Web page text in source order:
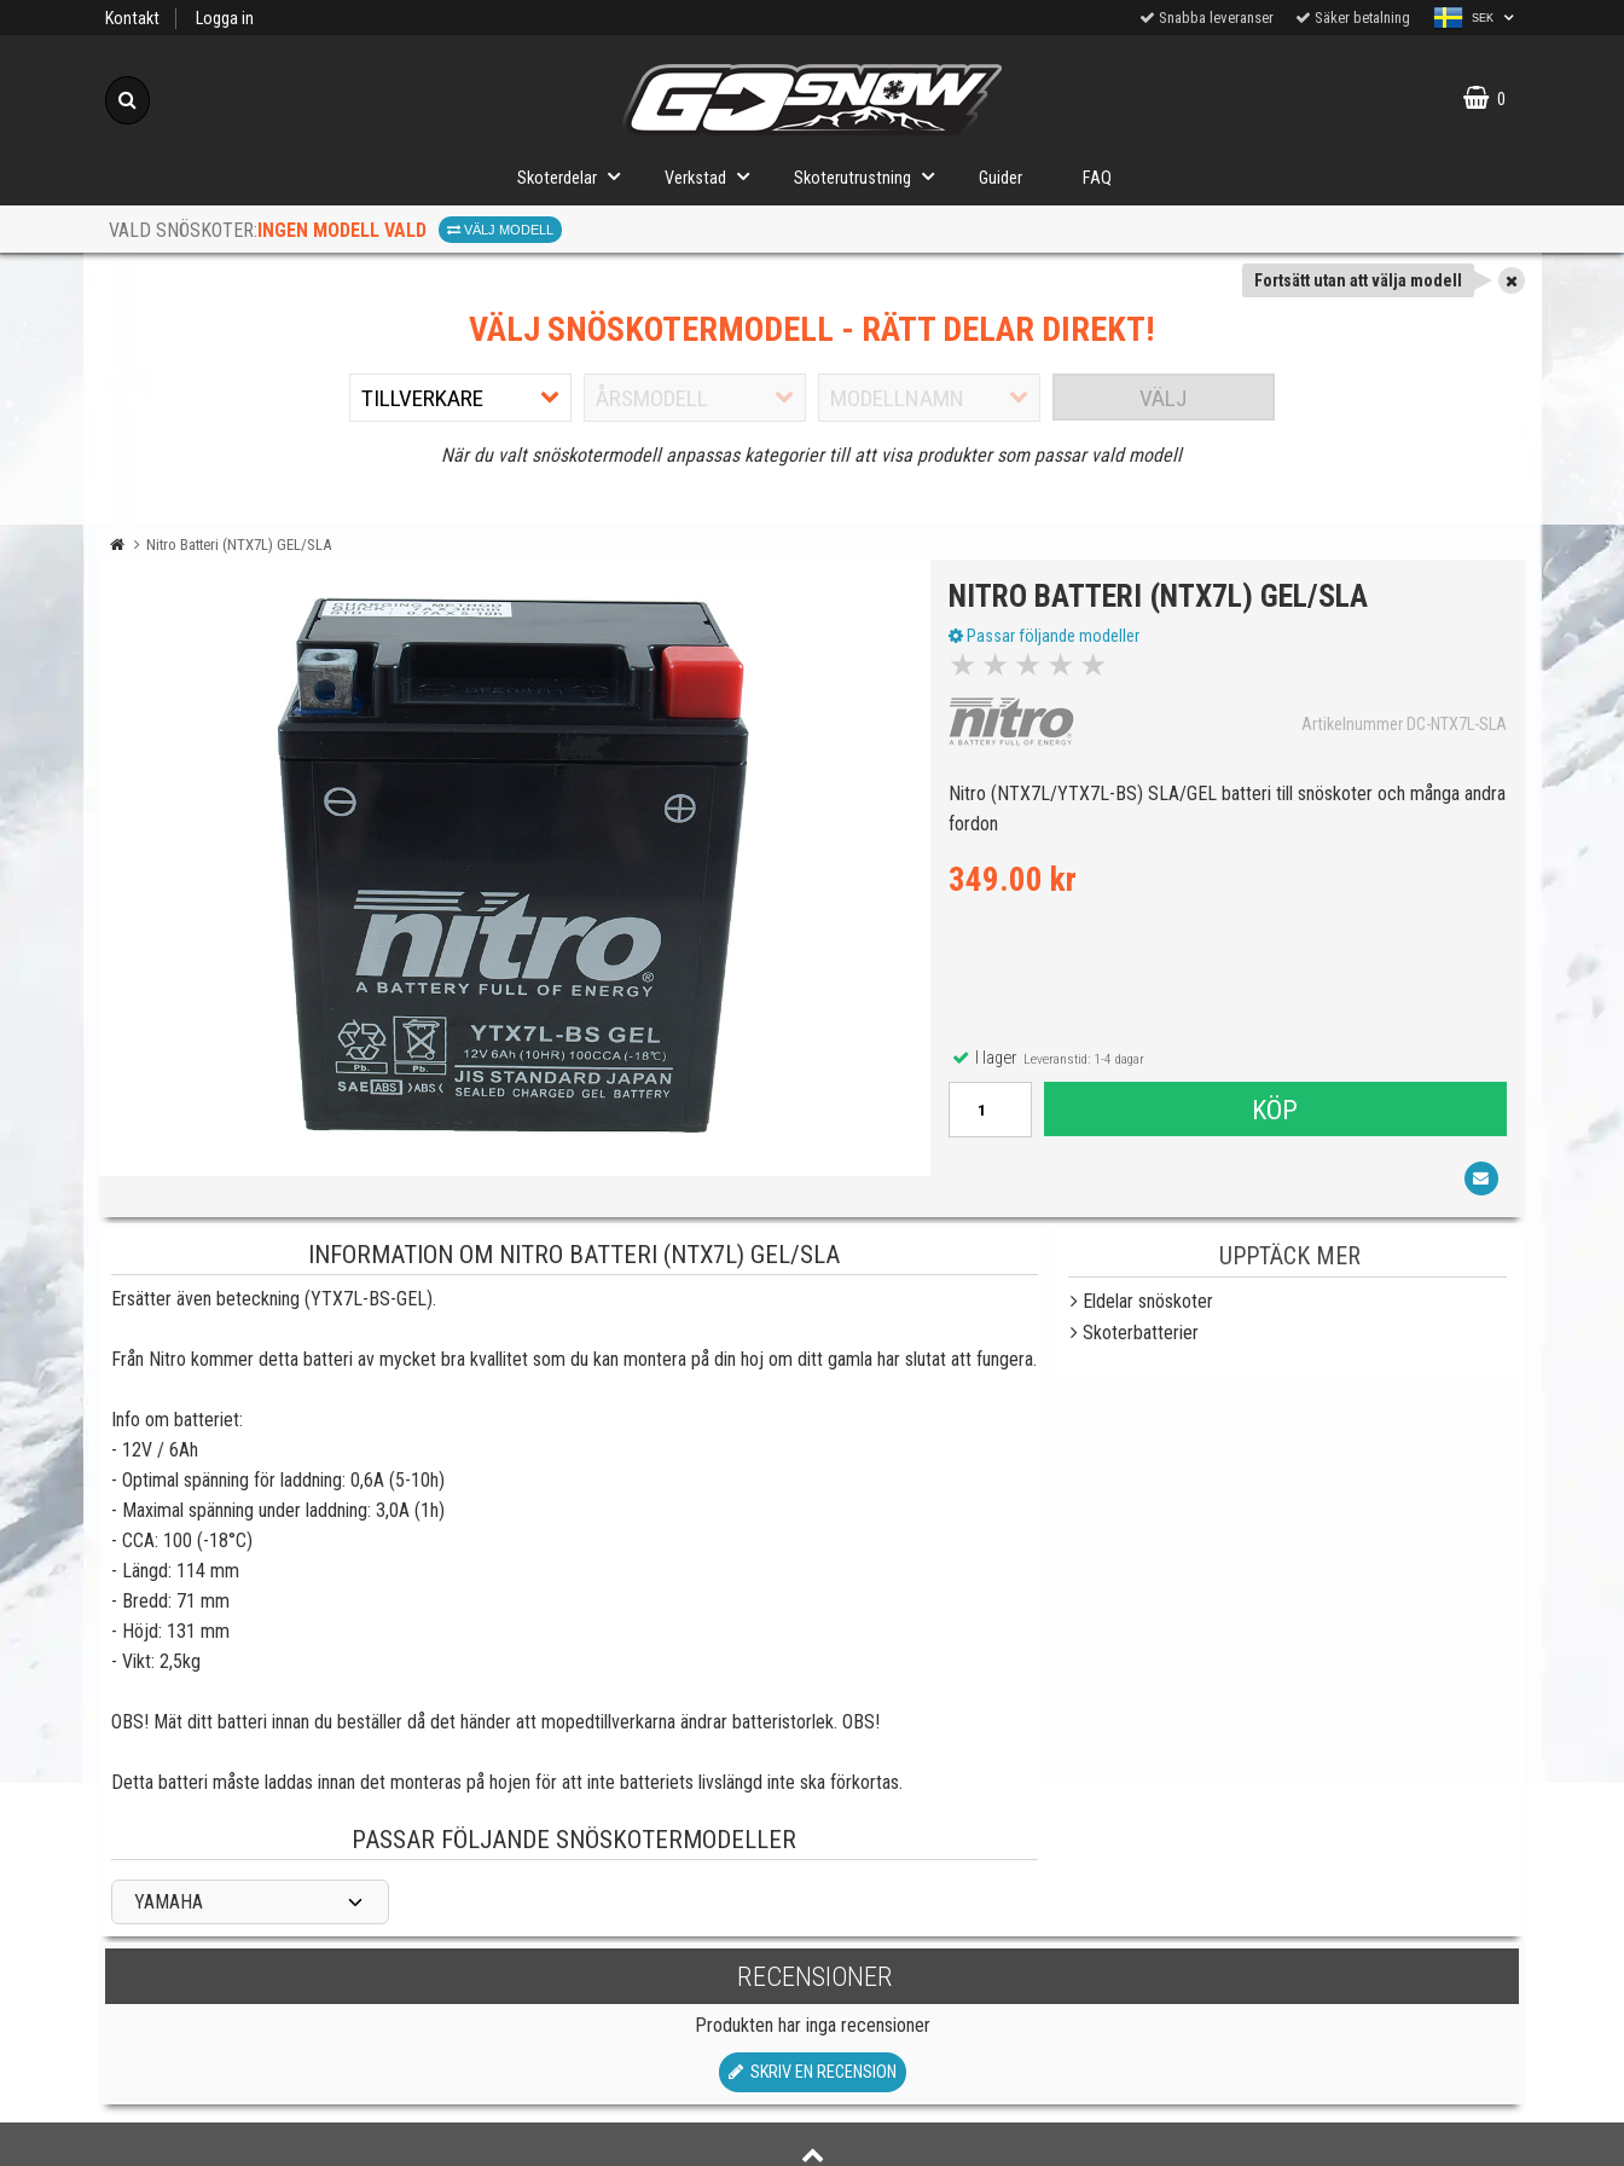
Kontakt Logga in Snabba leveranser Säker betalning SEK
0
Skoterdelar Verkstad Skoterutrustning Guider FAQ
VALD SNÖSKOTER:INGEN MODELL VALD VÄLJ MODELL
Fortsätt utan att välja modell
VÄLJ SNÖSKOTERMODELL - RÄTT DELAR DIREKT!
VÄLJ
När du valt snöskotermodell anpassas kategorier till att visa produkter som passar vald modell
Nitro Batteri (NTX7L) GEL/SLA
NITRO BATTERI (NTX7L) GEL/SLA
Passar följande modeller
★ ★ ★ ★ ★
Artikelnummer DC-NTX7L-SLA
Nitro (NTX7L/YTX7L-BS) SLA/GEL batteri till snöskoter och många andra
fordon
349.00 kr
I lagerLeveranstid: 1-4 dagar
KÖP
INFORMATION OM NITRO BATTERI (NTX7L) GEL/SLA
Ersätter även beteckning (YTX7L-BS-GEL).
Från Nitro kommer detta batteri av mycket bra kvallitet som du kan montera på din hoj om ditt gamla har slutat att fungera.
Info om batteriet:
- 12V / 6Ah
- Optimal spänning för laddning: 0,6A (5-10h)
- Maximal spänning under laddning: 3,0A (1h)
- CCA: 100 (-18°C)
- Längd: 114 mm
- Bredd: 71 mm
- Höjd: 131 mm
- Vikt: 2,5kg
OBS! Mät ditt batteri innan du beställer då det händer att mopedtillverkarna ändrar batteristorlek. OBS!
Detta batteri måste laddas innan det monteras på hojen för att inte batteriets livslängd inte ska förkortas.
PASSAR FÖLJANDE SNÖSKOTERMODELLER
YAMAHA
UPPTÄCK MER
Eldelar snöskoter
Skoterbatterier
RECENSIONER
Produkten har inga recensioner
SKRIV EN RECENSION